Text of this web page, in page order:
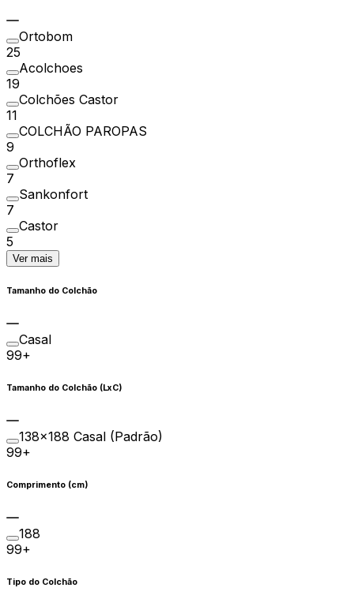
Ortobom
25
Acolchoes
19
Colchões Castor
11
COLCHÃO PAROPAS
9
Orthoflex
7
Sankonfort
7
Castor
5
Ver mais
Tamanho do Colchão
Casal
99+
Tamanho do Colchão (LxC)
138×188 Casal (Padrão)
99+
Comprimento (cm)
188
99+
Tipo do Colchão